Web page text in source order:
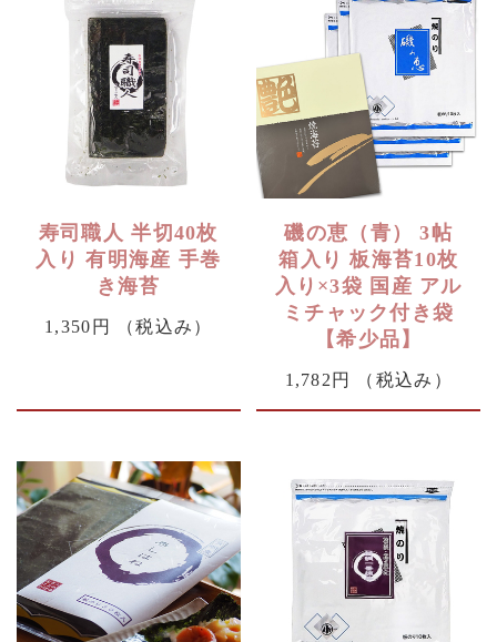
寿司職人 半切40枚
入り 有明海産 手巻
き海苔
1,350円 （税込み）
磯の恵（青） 3帖
箱入り 板海苔10枚
入り×3袋 国産 アル
ミチャック付き袋
【希少品】
1,782円 （税込み）